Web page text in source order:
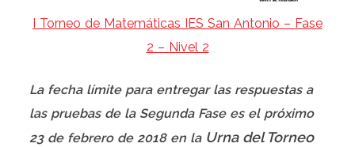
I Torneo de Matemáticas IES San Antonio – Fase
2 – Nivel 2
La fecha límite para entregar las respuestas a
las pruebas de la Segunda Fase es el próximo
23 de febrero de 2018 en la Urna del Torneo